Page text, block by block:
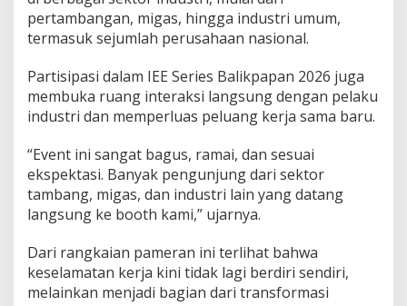
pertambangan, migas, hingga industri umum,
termasuk sejumlah perusahaan nasional.
Partisipasi dalam IEE Series Balikpapan 2026 juga
membuka ruang interaksi langsung dengan pelaku
industri dan memperluas peluang kerja sama baru.
“Event ini sangat bagus, ramai, dan sesuai
ekspektasi. Banyak pengunjung dari sektor
tambang, migas, dan industri lain yang datang
langsung ke booth kami,” ujarnya.
Dari rangkaian pameran ini terlihat bahwa
keselamatan kerja kini tidak lagi berdiri sendiri,
melainkan menjadi bagian dari transformasi